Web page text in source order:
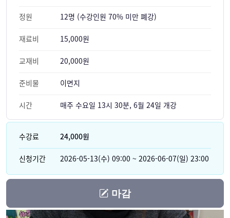
정원 12명 (수강인원 70% 미만 폐강)
재료비 15,000원
교재비 20,000원
준비물 이면지
시간 매주 수요일 13시 30분, 6월 24일 개강
수강료 24,000원
신청기간 2026-05-13(수) 09:00 ~ 2026-06-07(일) 23:00
마감